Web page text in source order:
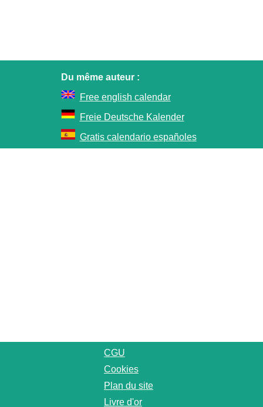
Du même auteur :
Free english calendar
Freie Deutsche Kalender
Gratis calendario españoles
CGU
Cookies
Plan du site
Livre d'or